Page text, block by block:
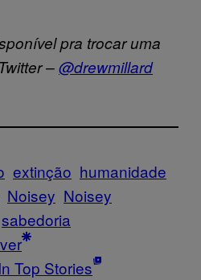
pra trocar uma
–@drewmillard
extinção humanidade
Noisey Noisey
sabedoria
Top Stories